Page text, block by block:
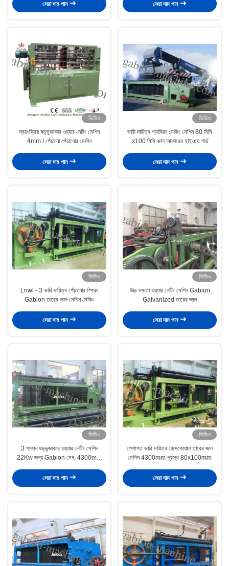
সেরা দাম পান সেরা দাম পান
ভিডিও
স্বয়ংক্রিয় ষড়্ভুজাকার ওয়্যার নেটিং মেশিন
4mm / পেঁচানো পেঁচানোর মেশিন
সেরা দাম পান
ভিডিও
ভারী দায়িত্ব গ্যাবিয়ন মেকিং মেশিন 80 মিমি
x100 মিমি জাল আকারের হাইওয়ে গার্ড
সেরা দাম পান
ভিডিও
Lnwl - 3 ভারি দায়িত্ব পেঁচানোর স্প্রিং
Gabion তারের জাল মেশিন মেকিং
সেরা দাম পান
ভিডিও
উচ্চ দক্ষতা ওয়্যার নেটিং মেশিন Gabion
Galvanized তারের জাল
সেরা দাম পান
ভিডিও
3 পাকান ষড়্ভুজাকার ওয়্যার নেটিং মেশিন
22Kw জন্য Gabion মেষ, 4300mm
সেরা দাম পান
ভিডিও
পেশাগত ভারি দায়িত্ব হেক্সকোয়াল তারের জাল
মেশিন 4300mm প্রস্থ 80x100mm
সেরা দাম পান